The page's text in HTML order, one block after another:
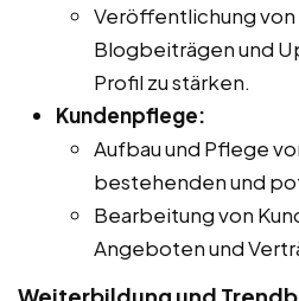
Veröffentlichung von
Blogbeiträgen und
Profil zu stärken.
Kundenpflege:
Aufbau und Pflege
bestehenden und
Bearbeitung von
Angeboten und
Weiterbildung und